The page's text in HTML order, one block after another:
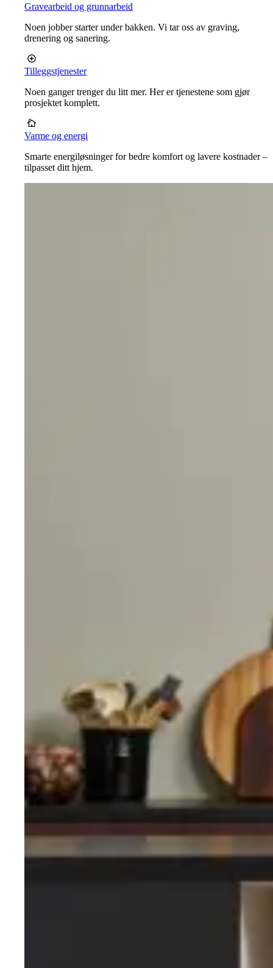
Gravearbeid og grunnarbeid
Noen jobber starter under bakken. Vi tar oss av graving,
drenering og sanering.
Tilleggstjenester
Noen ganger trenger du litt mer. Her er tjenestene som gjør
prosjektet komplett.
Varme og energi
Smarte energiløsninger for bedre komfort og lavere kostnader –
tilpasset ditt hjem.